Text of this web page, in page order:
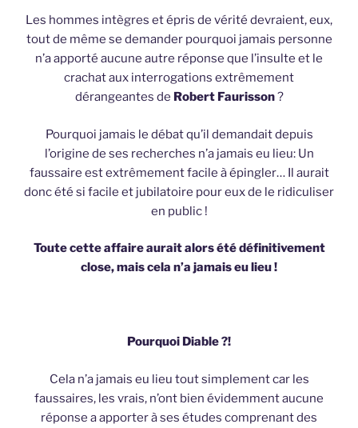
Les hommes intègres et épris de vérité devraient, eux,
tout de même se demander pourquoi jamais personne
n’a apporté aucune autre réponse que l’insulte et le
crachat aux interrogations extrêmement
dérangeantes de Robert Faurisson?
Pourquoi jamais le débat qu’il demandait depuis
l’origine de ses recherches n’a jamais eu lieu: Un
faussaire est extrêmement facile à épingler… Il aurait
donc été si facile et jubilatoire pour eux de le ridiculiser
en public !
Toute cette affaire aurait alors été définitivement
close, mais cela n’a jamais eu lieu !
Pourquoi Diable ?!
Cela n’a jamais eu lieu tout simplement car les
faussaires, les vrais, n’ont bien évidemment aucune
réponse a apporter à ses études comprenant des